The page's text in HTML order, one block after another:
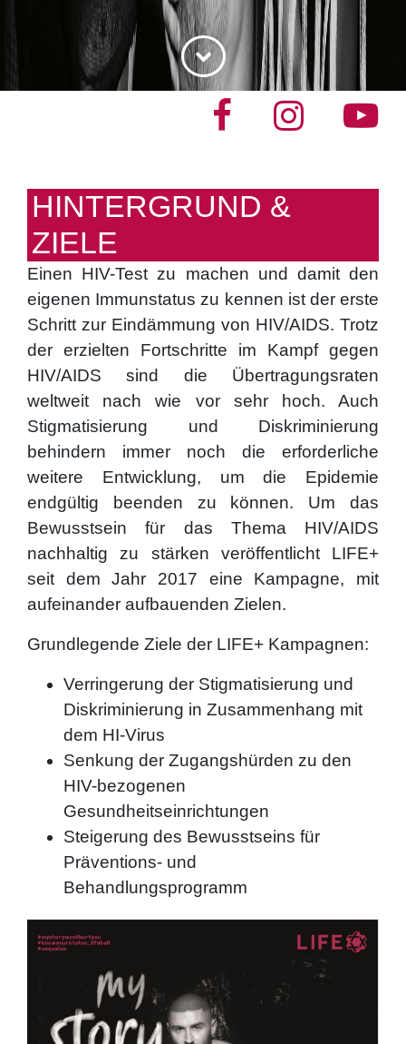
HINTERGRUND &
ZIELE
Einen HIV-Test zu machen und damit den
eigenen Immunstatus zu kennen ist der erste
Schritt zur Eindämmung von HIV/AIDS. Trotz
der erzielten Fortschritte im Kampf gegen
HIV/AIDS sind die Übertragungsraten
weltweit nach wie vor sehr hoch. Auch
Stigmatisierung und Diskriminierung
behindern immer noch die erforderliche
weitere Entwicklung, um die Epidemie
endgültig beenden zu können. Um das
Bewusstsein für das Thema HIV/AIDS
nachhaltig zu stärken veröffentlicht LIFE+
seit dem Jahr 2017 eine Kampagne, mit
aufeinander aufbauenden Zielen.
Grundlegende Ziele der LIFE+ Kampagnen:
Verringerung der Stigmatisierung und
Diskriminierung in Zusammenhang mit
dem HI-Virus
Senkung der Zugangshürden zu den
HIV-bezogenen
Gesundheitseinrichtungen
Steigerung des Bewusstseins für
Präventions- und
Behandlungsprogramm